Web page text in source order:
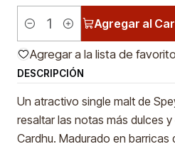
Cantidad
Agregar al
Agregar a la lista de
DESCRIPCIÓN
Un atractivo single malt de
resaltar las notas más dulces
Cardhu. Madurado en